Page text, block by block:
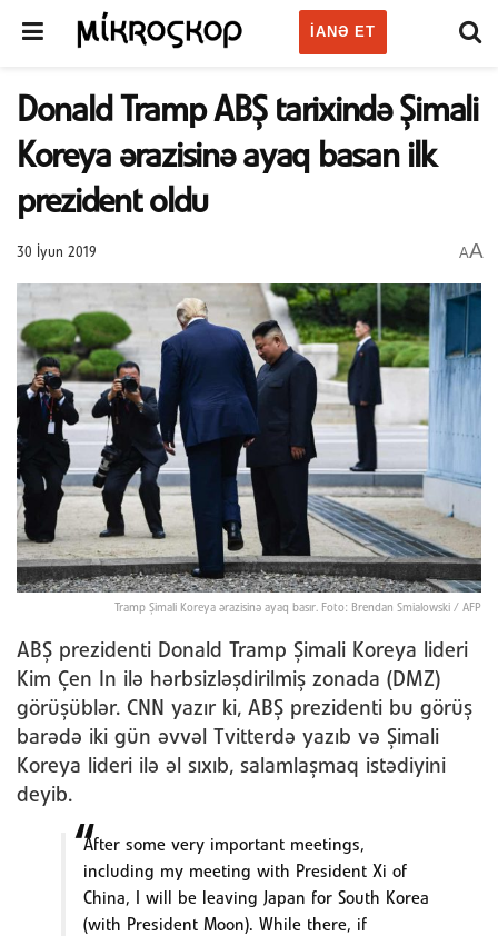
IANƏ ET
Donald Tramp ABŞ tarixində Şimali
Koreya ərazisinə ayaq basan ilk
prezident oldu
30 İyun 2019 AA
Tramp Şimali Koreya ərazisinə ayaq basır. Foto: Brendan Smialowski / AFP
ABŞ prezidenti Donald Tramp Şimali Koreya lideri
Kim Çen In ilə hərbsizləşdirilmiş zonada (DMZ)
görüşüblər. CNN yazır ki, ABŞ prezidenti bu görüş
barədə iki gün əvvəl Tvitterdə yazıb və Şimali
Koreya lideri ilə əl sıxıb, salamlaşmaq istədiyini
deyib.
After some very important meetings,
including my meeting with President Xi of
China, I will be leaving Japan for South Korea
(with President Moon). While there, if